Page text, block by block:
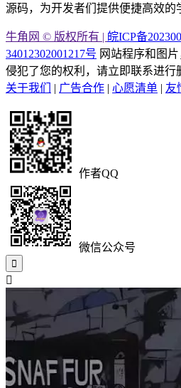
源码，为开发者们提供便捷高效的
牛角网 © 版权所有 | 皖ICP备
34012302001217号 网站程序和图
侵犯了您的权利，请立即联系进行
关于我们
| 广告合作 | 心愿清单 | 友
作者QQ
微信公众号